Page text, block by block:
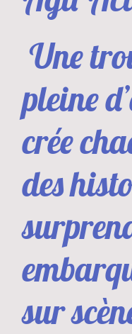
Une
pleine
crée
des
sur